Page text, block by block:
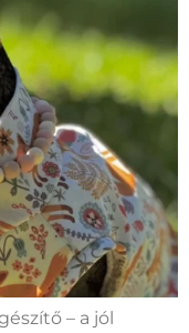
– a jól